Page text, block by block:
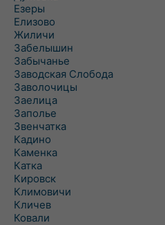
Езеры
Елизово
Жиличи
Забелышин
Забычанье
Заводская Слобода
Заволочицы
Заелица
Заполье
Звенчатка
Кадино
Каменка
Катка
Кировск
Климовичи
Кличев
Ковали